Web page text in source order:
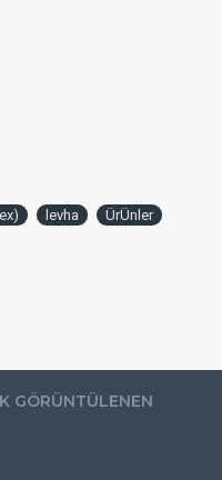
levha
ÜrÜnler
GÖRÜNTÜLENEN